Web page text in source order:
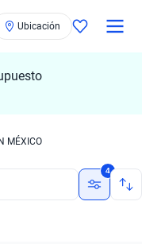
Ubicación
MÉXICO
4